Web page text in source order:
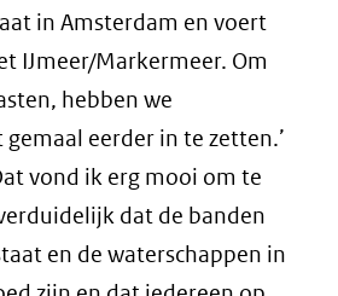
in Amsterdam en voert
IJmeer/Markermeer. Om
hebben we
eerder in te zetten.’
vond ik erg mooi om te
dat de banden
en de waterschappen in